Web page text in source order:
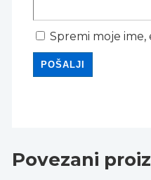
Spremi moje
Povezani